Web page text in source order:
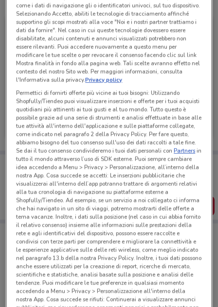
Toys company
Scade venerdì 846 m
Porta DoveConviene sempre con te!
Puoi trovare le migliori offerte dei negozi vicino a te,
salvarle e creare la tua lista del risparmio, comodamente
dal tuo cellulare.
SCARICA L’APP
Negozi Toys company a Aversa
come i dati di navigazione gli o identificatori univoci, sul tuo dispositivo.
Selezionando Accetto, abiliti le tecnologie di tracciamento affinché
supportino gli scopi mostrati alla voce "Noi e i nostri partner trattiamo i
dati da fornire". Nel caso in cui queste tecnologie dovessero essere
disabilitate, alcuni contenuti e annunci visualizzati potrebbero non
essere rilevanti. Puoi accedere nuovamente a questo menu per
modificare le tue scelte o per revocare il consenso facendo clic sul link
Mostra finalità in fondo alla pagina web. Tali scelte avranno effetto nel
contesto del nostro Sito web. Per maggiori informazioni, consulta
l'Informativa sulla privacy.Privacy policy
Permettici di fornirti offerte più vicine ai tuoi bisogni: Utilizzando
Shopfully/Tiendeo puoi visualizzare inserzioni e offerte per i tuoi acquisti
quotidiani più attinenti ai tuoi gusti e al tuo mondo. Tutto questo è
possibile grazie ad una serie di strumenti e analisi effettuate in base alle
tue attività all'interno dell'applicazione e sulle piattaforme collegate,
come indicato nel paragrafo 2 della Privacy Policy. Per fare questo,
abbiamo bisogno del tuo consenso sull'uso dei dati raccolti a tale fine.
Se dai il tuo consenso condivideremo i tuoi dati personali conPartnersin
tutto il mondo attraverso l’uso di SDK esterne. Puoi sempre cambiare
idea accedendo a Menu > Privacy > Personalizzazione, all’interno della
nostra App. Cosa succede se accetti: Le inserzioni pubblicitarie che
visualizzerai all'interno dell’app potranno trattare di argomenti relativi
alla tua cronologia di navigazione su piattaforme esterne a
Shopfully/Tiendeo. Ad esempio, se un servizio a noi collegato ci informa
che hai navigato in un sito di viaggi, potremo mostrarti delle offerte a
tema vacanze. Inoltre, i dati sulla posizione (nel caso in cui abbia fornito
il relativo consenso) insieme alle informazioni sulle prestazioni della
rete e agli identificativi del dispositivo, possono essere raccolte e
condivisi con terze parti per comprendere e migliorare la connettività e
le esperienze applicative sulle delle reti wireless, come meglio indicato
nel paragrafo 13.b della nostra Privacy Policy. Inoltre, i tuoi dati possono
anche essere utilizzati per la creazione di report, ricerche di mercato,
scientifiche e statistiche, analisi basate sulla posizione e analisi delle
tendenze. Puoi modificare le tue preferenze in qualsiasi momento
accedendo a Menu > Privacy > Personalizzazione all'interno della
nostra App. Cosa succede se rifiuti: Continuerai a visualizzare annunci